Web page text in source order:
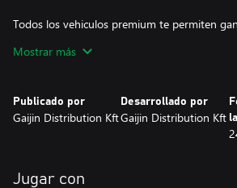
Todos los vehiculos premium te permiten
todas las modificaciones disponibles.
juego por aguilas de oro) ganaras mas
leones de plata por batalla durante una
determinada. ¡Esto se acumula con las
Mostrar más
Publicado por
Gaijin Distribution Kft
Desarrollado por
Gaijin Distribution Kft
Jugar con